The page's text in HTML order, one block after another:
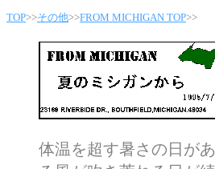
TOP>>その他>>FROM MICHIGAN TOP>>
体温を超す暑さの日が